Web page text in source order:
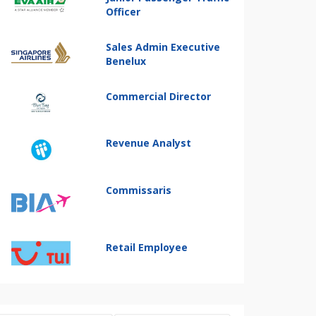
Officer
Sales Admin Executive
Benelux
Commercial Director
Revenue Analyst
Commissaris
Retail Employee